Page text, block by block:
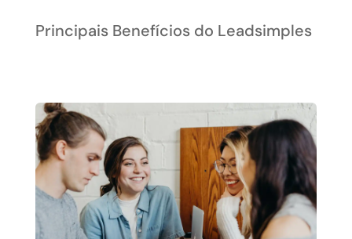
Principais Benefícios do Leadsimples